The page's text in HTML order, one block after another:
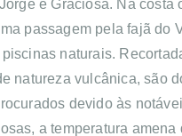
e Graciosa. Na costa
passagem pela fajã do
naturais.
natureza vulcânica, são
devido às
a temperatura amena